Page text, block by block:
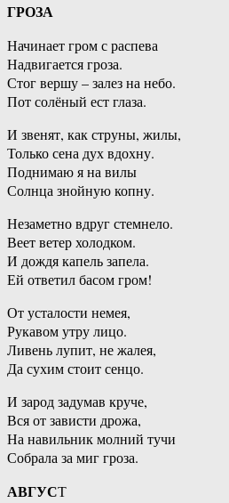
ГРОЗА
Начинает гром с распева
Надвигается гроза.
Стог вершу – залез на небо.
Пот солёный ест глаза.
И звенят, как струны, жилы,
Только сена дух вдохну.
Поднимаю я на вилы
Солнца знойную копну.
Незаметно вдруг стемнело.
Веет ветер холодком.
И дождя капель запела.
Ей ответил басом гром!
От усталости немея,
Рукавом утру лицо.
Ливень лупит, не жалея,
Да сухим стоит сенцо.
И зарод задумав круче,
Вся от зависти дрожа,
На навильник молний тучи
Собрала за миг гроза.
АВГУСТ